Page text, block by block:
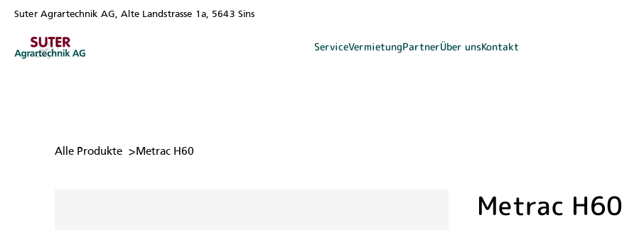
Suter Agrartechnik AG, Alte Landstrasse 1a, 5643 Sins
ServiceVermietungPartnerÜber unsKontakt
Alle Produkte >Metrac H60
Metrac H60